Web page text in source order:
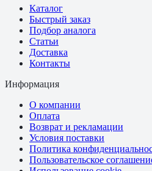
Каталог
Быстрый заказ
Подбор аналога
Статьи
Доставка
Контакты
Информация
О компании
Оплата
Возврат и рекламации
Условия поставки
Политика
Пользовательское